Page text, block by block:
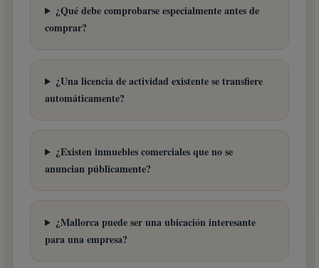
¿Qué debe comprobarse especialmente antes de
comprar?
¿Una licencia de actividad existente se transfiere
automáticamente?
¿Existen inmuebles comerciales que no se
anuncian públicamente?
¿Mallorca puede ser una ubicación interesante
para una empresa?